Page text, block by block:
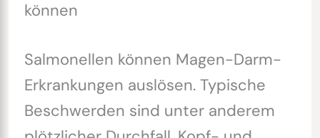
können
Salmonellen können Magen-Darm-
Erkrankungen auslösen. Typische
Beschwerden sind unter anderem